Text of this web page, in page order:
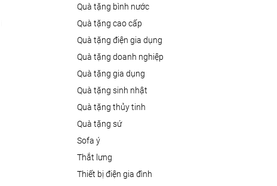
quà tặng bình nước
quà tặng cao cấp
quà tặng điện gia dụng
quà tặng doanh nghiệp
quà tặng gia dụng
quà tặng sinh nhật
quà tặng thủy tinh
quà tặng sứ
sofa ý
thắt lưng
thiết bị điện gia đình